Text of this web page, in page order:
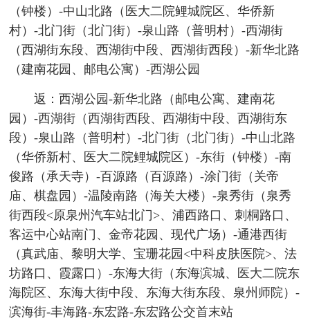
（钟楼）-中山北路（医大二院鲤城院区、华侨新
村）-北门街（北门街）-泉山路（普明村）-西湖街
（西湖街东段、西湖街中段、西湖街西段）-新华北路
（建南花园、邮电公寓）-西湖公园
返：西湖公园-新华北路（邮电公寓、建南花
园）-西湖街（西湖街西段、西湖街中段、西湖街东
段）-泉山路（普明村）-北门街（北门街）-中山北路
（华侨新村、医大二院鲤城院区）-东街（钟楼）-南
俊路（承天寺）-百源路（百源路）-涂门街（关帝
庙、棋盘园）-温陵南路（海关大楼）-泉秀街（泉秀
街西段<原泉州汽车站北门>、浦西路口、刺桐路口、
客运中心站南门、金帝花园、现代广场）-通港西街
（真武庙、黎明大学、宝珊花园<中科皮肤医院>、法
坊路口、霞露口）-东海大街（东海滨城、医大二院东
海院区、东海大街中段、东海大街东段、泉州师院）-
滨海街-丰海路-东宏路-东宏路公交首末站